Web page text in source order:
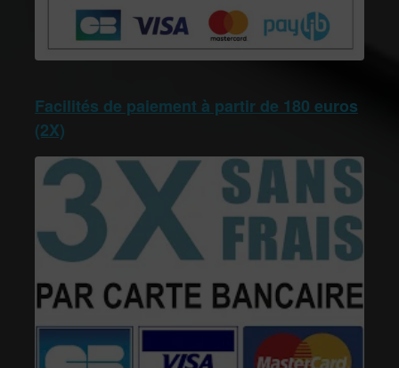
Facilités de paiement à partir de 180 euros
(2X)